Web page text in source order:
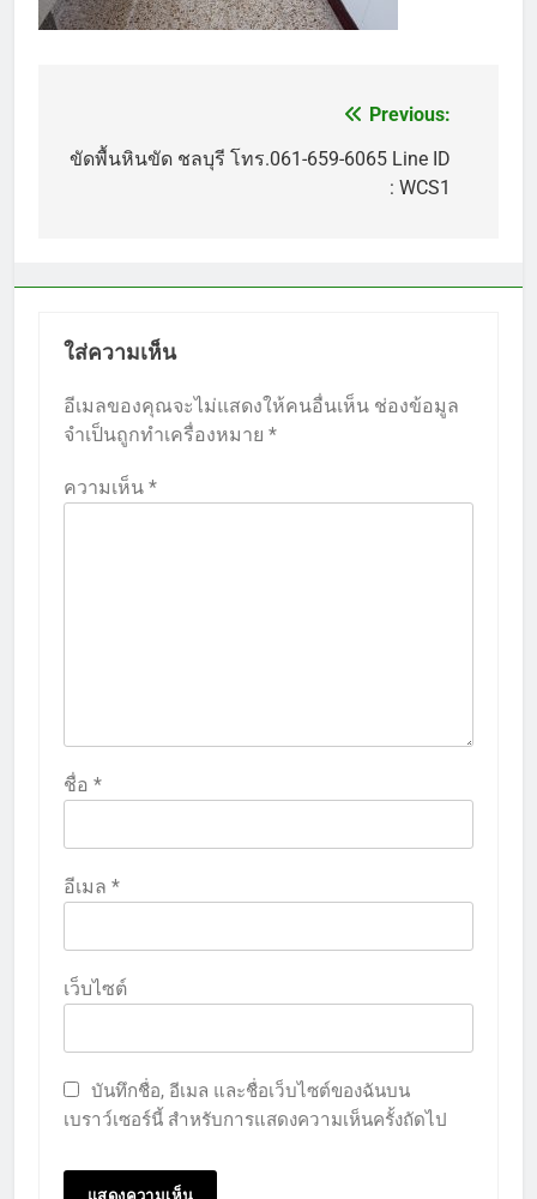
เรื่อง
Previous:
ขัดพื้นหินขัด ชลบุรี โทร.061-659-6065 Line ID
: WCS1
ใส่ความเห็น
อีเมลของคุณจะไม่แสดงให้คนอื่นเห็น ช่องข้อมูล
จำเป็นถูกทำเครื่องหมาย *
ความเห็น *
ชื่อ *
อีเมล *
เว็บไซต์
บันทึกชื่อ, อีเมล และชื่อเว็บไซต์ของฉันบน
เบราว์เซอร์นี้ สำหรับการแสดงความเห็นครั้งถัดไป